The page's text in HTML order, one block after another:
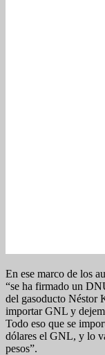
En ese marco de los
“se ha firmado un
del gasoducto Néstor
importar GNL y
Todo eso que se
dólares el GNL, y lo
pesos”.